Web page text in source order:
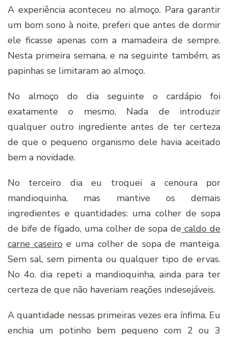
A experiência aconteceu no almoço. Para garantir
um bom sono à noite, preferi que antes de dormir
ele ficasse apenas com a mamadeira de sempre.
Nesta primeira semana, e na seguinte também, as
papinhas se limitaram ao almoço.
No almoço do dia seguinte o cardápio foi
exatamente o mesmo. Nada de introduzir
qualquer outro ingrediente antes de ter certeza
de que o pequeno organismo dele havia aceitado
bem a novidade.
No terceiro dia eu troquei a cenoura por
mandioquinha, mas mantive os demais
ingredientes e quantidades: uma colher de sopa
de bife de fígado, uma colher de sopa de caldo de
carne caseiro e uma colher de sopa de manteiga.
Sem sal, sem pimenta ou qualquer tipo de ervas.
No 4o. dia repeti a mandioquinha, ainda para ter
certeza de que não haveriam reações indesejáveis.
A quantidade nessas primeiras vezes era ínfima. Eu
enchia um potinho bem pequeno com 2 ou 3